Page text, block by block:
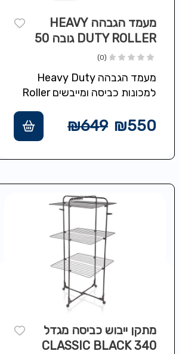
מעמד הגבהה HEAVY
DUTY ROLLER גובה 50
ס"מ
(0)
מעמד הגבהה Heavy Duty
למכונות כביסה ומייבשים Roller
בגובה 50 ס"מ: הפתרון המושלם
₪649 ₪550
מתקן ייבוש כביסה מגדל
340 CLASSIC BLACK